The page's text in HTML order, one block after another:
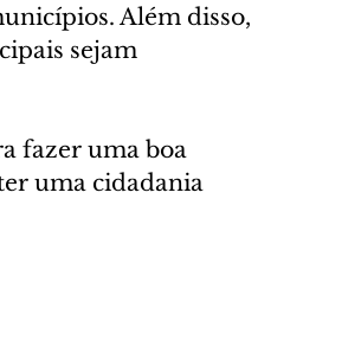
Além disso,
sejam
fazer uma boa
uma cidadania